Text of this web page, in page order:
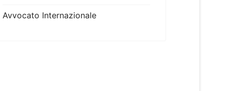
Avvocato Internazionale